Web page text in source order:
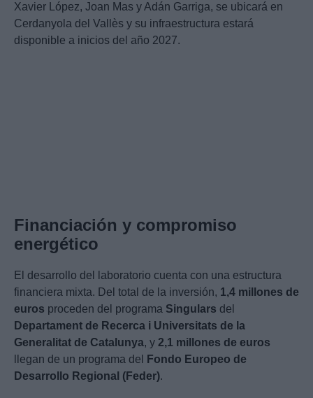
Xavier López, Joan Mas y Adán Garriga, se ubicará en
Cerdanyola del Vallès y su infraestructura estará
disponible a inicios del año 2027.
Financiación y compromiso
energético
El desarrollo del laboratorio cuenta con una estructura
financiera mixta. Del total de la inversión, 1,4 millones de
euros proceden del programa Singulars del
Departament de Recerca i Universitats de la
Generalitat de Catalunya, y 2,1 millones de euros
llegan de un programa del
Fondo Europeo de
Desarrollo Regional (Feder).